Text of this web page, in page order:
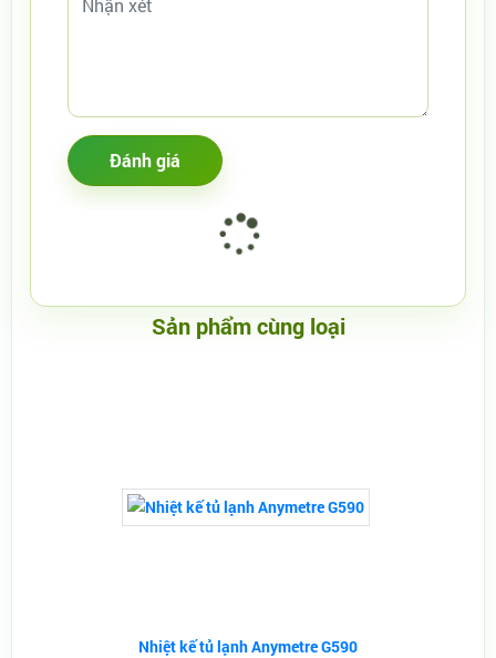
Sản phẩm cùng loại
Nhiệt kế tủ lạnh Anymetre G590